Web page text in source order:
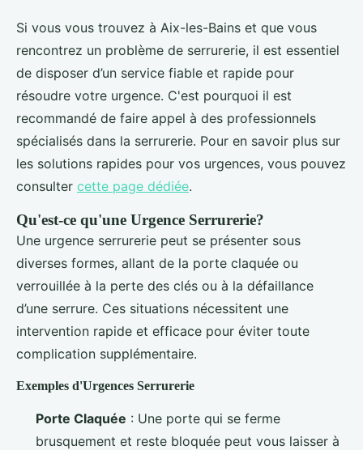
Si vous vous trouvez à Aix-les-Bains et que vous
rencontrez un problème de serrurerie, il est essentiel
de disposer d’un service fiable et rapide pour
résoudre votre urgence. C'est pourquoi il est
recommandé de faire appel à des professionnels
spécialisés dans la serrurerie. Pour en savoir plus sur
les solutions rapides pour vos urgences, vous pouvez
consulter cette page dédiée.
Qu'est-ce qu'une Urgence Serrurerie?
Une urgence serrurerie peut se présenter sous
diverses formes, allant de la porte claquée ou
verrouillée à la perte des clés ou à la défaillance
d’une serrure. Ces situations nécessitent une
intervention rapide et efficace pour éviter toute
complication supplémentaire.
Exemples d'Urgences Serrurerie
Porte Claquée : Une porte qui se ferme
brusquement et reste bloquée peut vous laisser à